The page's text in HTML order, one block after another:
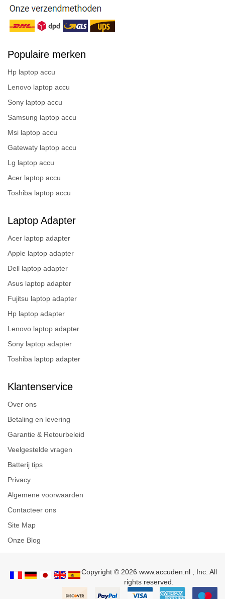
Populaire merken
Hp laptop accu
Lenovo laptop accu
Sony laptop accu
Samsung laptop accu
Msi laptop accu
Gatewaty laptop accu
Lg laptop accu
Acer laptop accu
Toshiba laptop accu
Laptop Adapter
Acer laptop adapter
Apple laptop adapter
Dell laptop adapter
Asus laptop adapter
Fujitsu laptop adapter
Hp laptop adapter
Lenovo laptop adapter
Sony laptop adapter
Toshiba laptop adapter
Klantenservice
Over ons
Betaling en levering
Garantie & Retourbeleid
Veelgestelde vragen
Batterij tips
Privacy
Algemene voorwaarden
Contacteer ons
Site Map
Onze Blog
Copyright © 2026 www.accuden.nl , Inc. All
rights reserved.